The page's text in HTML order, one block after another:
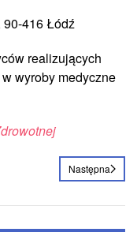
90-416 Łódź
realizujących
wyroby medyczne
Następna